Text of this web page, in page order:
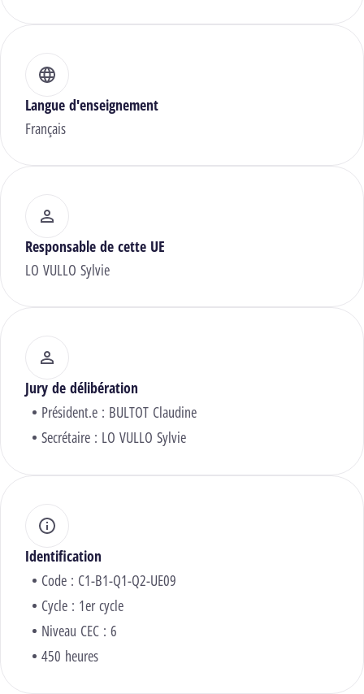
Langue d'enseignement
Français
Responsable de cette UE
LO VULLO Sylvie
Jury de délibération
Président.e : BULTOT Claudine
Secrétaire : LO VULLO Sylvie
Identification
Code : C1-B1-Q1-Q2-UE09
Cycle : 1er cycle
Niveau CEC : 6
450 heures